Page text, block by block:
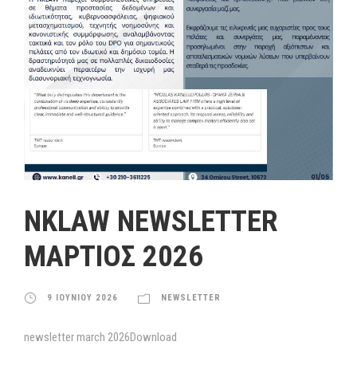
NKLAW NEWSLETTER
MΑΡΤΙΟΣ 2026
9 ΙΟΥΝΙΟΥ 2026 NEWSLETTER
newsletter march 2026Download